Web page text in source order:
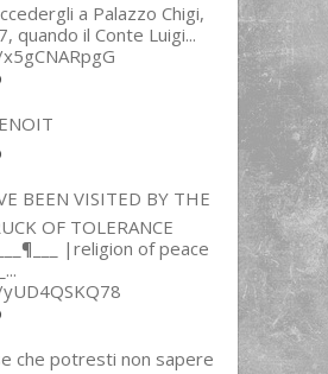
a Palazzo Chigi,
quando il Conte Luigi...
BEEN VISITED BY THE
OF TOLERANCE
|religion of peace
che potresti non sapere